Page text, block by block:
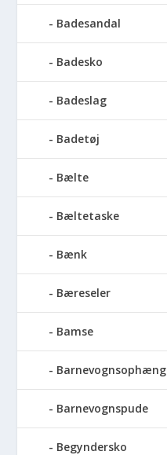
Badesandal
Badesko
Badeslag
Badetøj
Bælte
Bæltetaske
Bænk
Bæreseler
Bamse
Barnevognsophæng
Barnevognspude
Begyndersko